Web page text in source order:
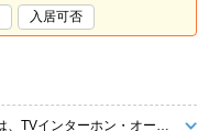
入居可否